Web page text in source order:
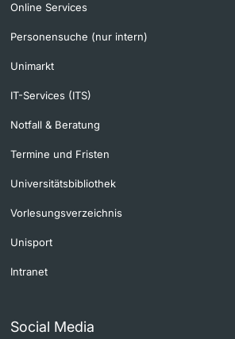
Online Services
Personensuche (nur intern)
Unimarkt
IT-Services (ITS)
Notfall & Beratung
Termine und Fristen
Universitätsbibliothek
Vorlesungsverzeichnis
Unisport
Intranet
Social Media